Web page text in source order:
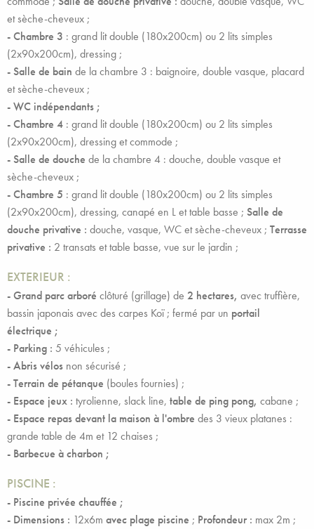
et sèche-cheveux ;
- Chambre 3 : grand lit double (180x200cm) ou 2 lits simples
(2x90x200cm), dressing ;
- Salle de bain de la chambre 3 : baignoire, double vasque, placard
et sèche-cheveux ;
- WC indépendants ;
-Chambre 4 : grand lit double (180x200cm) ou 2 lits simples
(2x90x200cm), dressing et commode ;
- Salle de douche de la chambre 4 : douche, double vasque et
sèche-cheveux ;
- Chambre 5 : grand lit double (180x200cm) ou 2 lits simples
(2x90x200cm), dressing, canapé en L et table basse ; Salle de
douche privative : douche, vasque, WC et sèche-cheveux ; Terrasse
privative : 2 transats et table basse, vue sur le jardin ;
EXTERIEUR :
- Grand parc arboré clôturé (grillage) de 2 hectares, avec truffière,
bassin japonais avec des carpes Koï ; fermé par un portail
électrique ;
- Parking : 5 véhicules ;
- Abris vélos non sécurisé ;
-Terrain de pétanque (boules fournies) ;
- Espace jeux : tyrolienne, slack line, table de ping pong, cabane ;
- Espace repas devant la maison à l'ombre des 3 vieux platanes :
grande table de 4m et 12 chaises ;
- Barbecue à charbon ;
PISCINE :
- Piscine privée chauffée ;
- Dimensions : 12x6m avec plage piscine ; Profondeur : max 2m ;